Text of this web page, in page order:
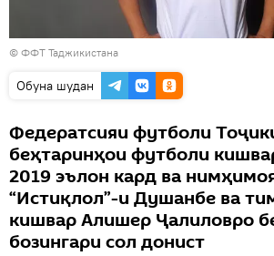
© ФФТ Таджикистана
Обуна шудан
Федератсияи футболи
беҳтаринҳои футболи
2019 эълон кард ва
“Истиқлол”-и Душанбе ва
кишвар Алишер Ҷалиловро
бозингари сол донист